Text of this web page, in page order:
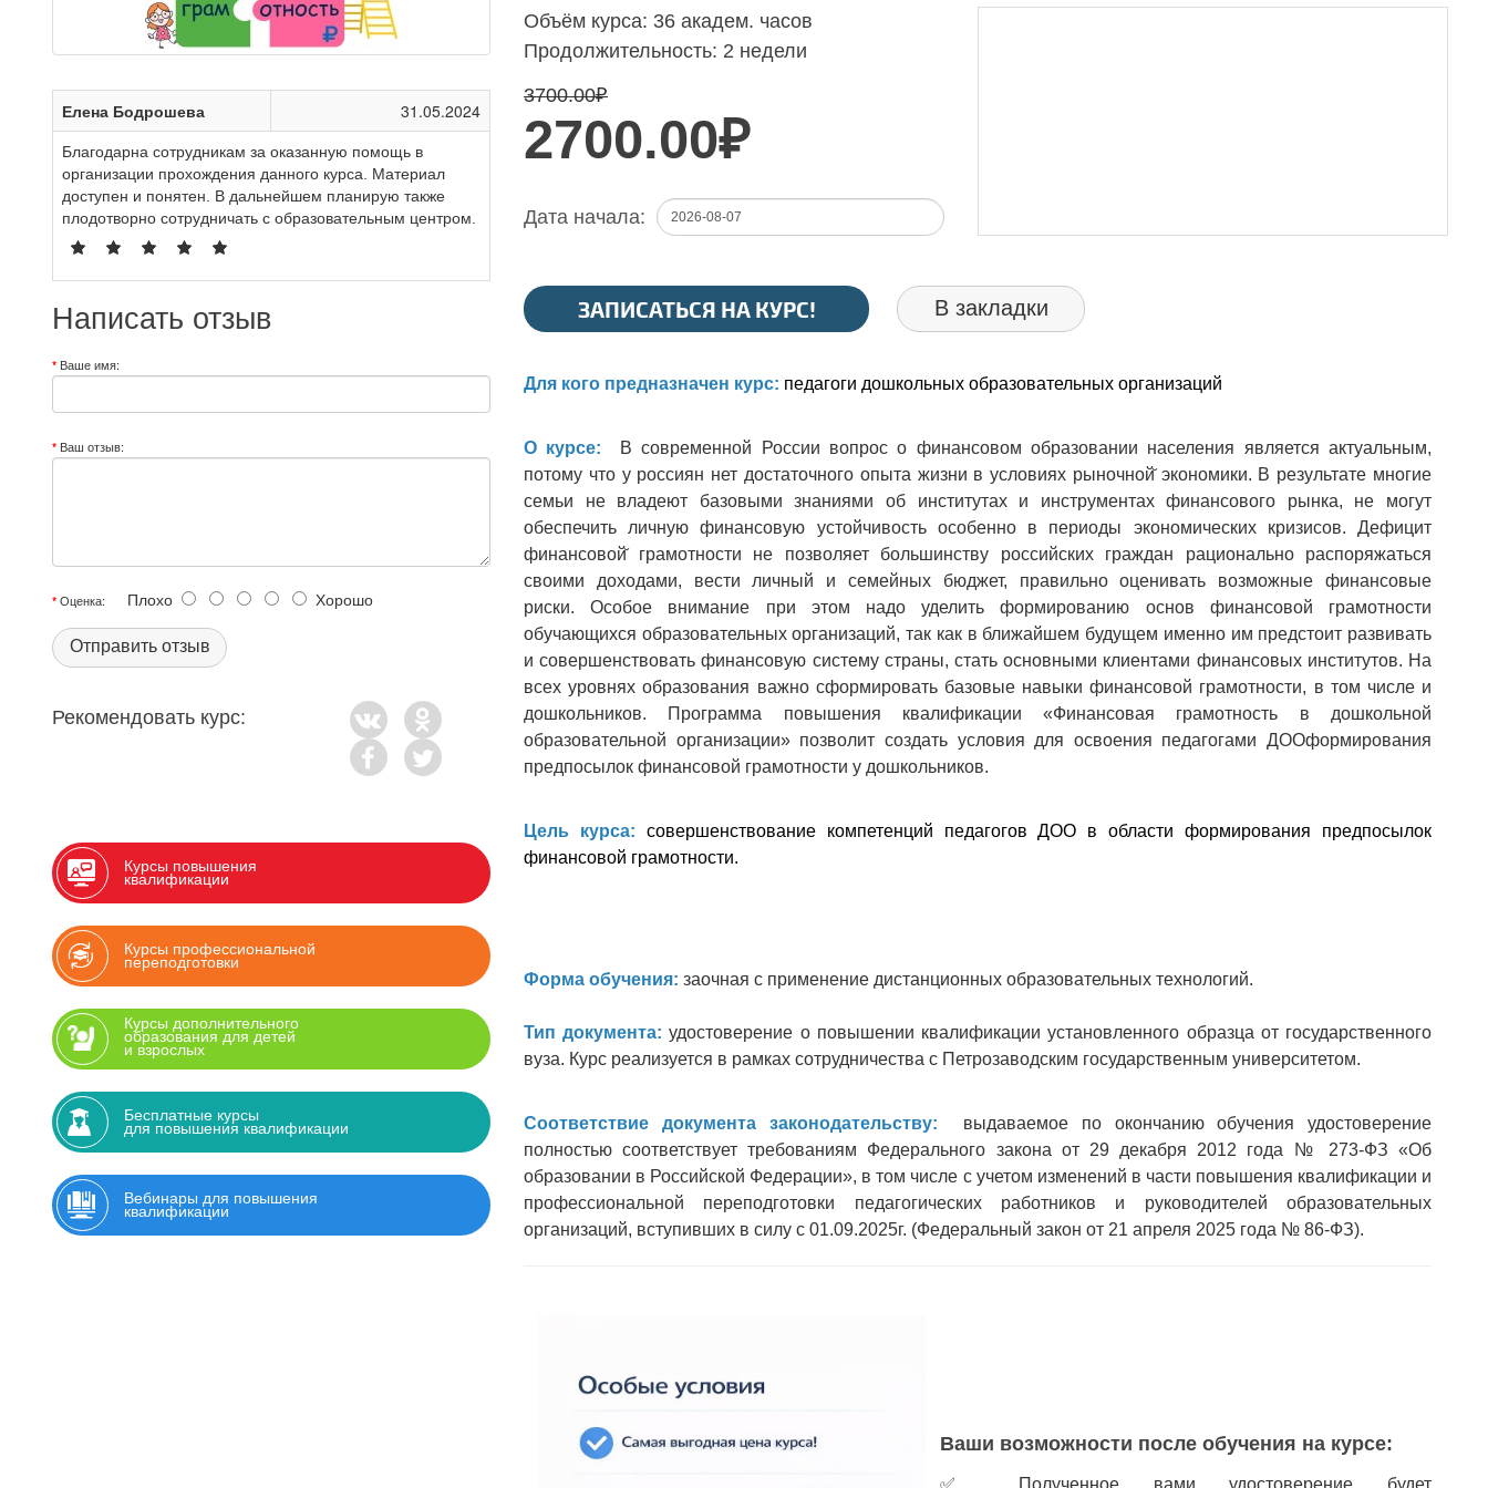
Елена Бодрошева 31.05.2024
Благодарна сотрудникам за оказанную помощь в
организации прохождения данного курса. Материал
доступен и понятен. В дальнейшем планирую также
плодотворно сотрудничать с образовательным центром.
Написать отзыв
Ваше имя:
Ваш отзыв:
Оценка: Плохо Хорошо
Отправить отзыв
Рекомендовать курс:
Курсы повышения
квалификации
Курсы профессиональной
переподготовки
Курсы дополнительного
образования для детей
и взрослых
Бесплатные курсы
для повышения квалификации
Вебинары для повышения
квалификации
Объём курса: 36 академ. часов
Продолжительность: 2 недели
3700.00₽
2700.00₽
Дата начала:
ЗАПИСАТЬСЯ НА КУРС! В закладки
Для кого предназначен курс: педагоги дошкольных образовательных организаций
О курсе:
В современной России вопрос о финансовом образовании населения является актуальным,
потому что у россиян нет достаточного опыта жизни в условиях рыночной̆ экономики. В результате многие
семьи не владеют базовыми знаниями об институтах и инструментах финансового рынка, не могут
обеспечить личную финансовую устойчивость особенно в периоды экономических кризисов. Дефицит
финансовой̆ грамотности не позволяет большинству российских граждан рационально распоряжаться
своими доходами, вести личный и семейных бюджет, правильно оценивать возможные финансовые
риски. Особое внимание при этом надо уделить формированию основ финансовой грамотности
обучающихся образовательных организаций, так как в ближайшем будущем именно им предстоит развивать
и совершенствовать финансовую систему страны, стать основными клиентами финансовых институтов. На
всех уровнях образования важно сформировать базовые навыки финансовой грамотности, в том числе и
дошкольников. Программа повышения квалификации «Финансовая грамотность в дошкольной
образовательной организации» позволит создать условия для освоения педагогами ДООформирования
предпосылок финансовой грамотности у дошкольников.
Цель курса:
совершенствование компетенций педагогов ДОО в области формирования предпосылок
финансовой грамотности.
Форма обучения: заочная с применение дистанционных образовательных технологий.
Тип документа:удостоверение о повышении квалификации установленного образца от государственного
вуза. Курс реализуется в рамках сотрудничества с Петрозаводским государственным университетом.
Соответствие документа законодательству: выдаваемое по окончанию обучения удостоверение
полностью соответствует требованиям Федерального закона от 29 декабря 2012 года № 273-ФЗ «Об
образовании в Российской Федерации», в том числе с учетом изменений в части повышения квалификации и
профессиональной переподготовки педагогических работников и руководителей образовательных
организаций, вступивших в силу с 01.09.2025г. (Федеральный закон от 21 апреля 2025 года № 86-ФЗ).
Ваши возможности после обучения на курсе:
✅ Полученное вами удостоверение будет